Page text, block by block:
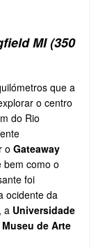
MI (350
que a
o centro
do Rio
o Gateaway
bem como o
foi
ocidente da
a Universidade
Museu de Arte